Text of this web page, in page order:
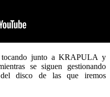
tocando junto a KRAPULA y
se siguen gestionando
del disco de las que iremos